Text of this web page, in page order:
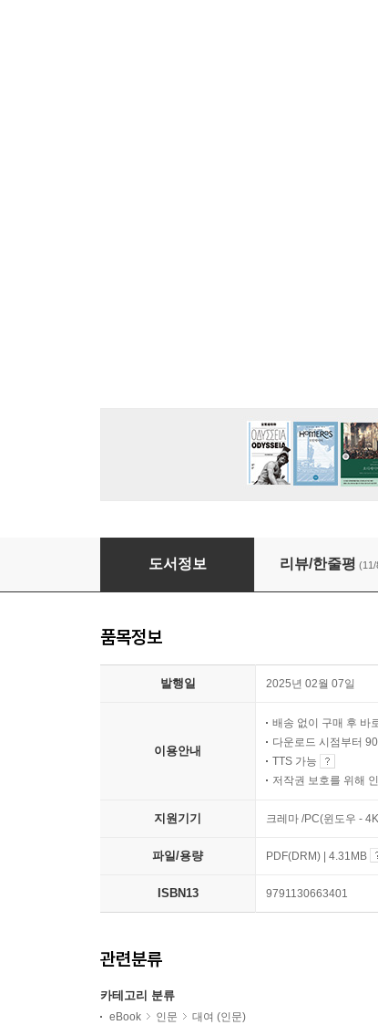
[대여] 데일 카네기 100일 필사
도서정보 리뷰/한줄평 (11/
품목정보
발행일 2025년 02월 07일
이용안내
배송 없이 구매 후 바
다운로드 시점부터
TTS 가능
저작권 보호를 위해
지원기기 크레마 /PC(윈도우 -
파일/용량 PDF(DRM) | 4.31MB
ISBN13 9791130663401
관련분류
카테고리 분류
eBook 인문 대여 (인문)